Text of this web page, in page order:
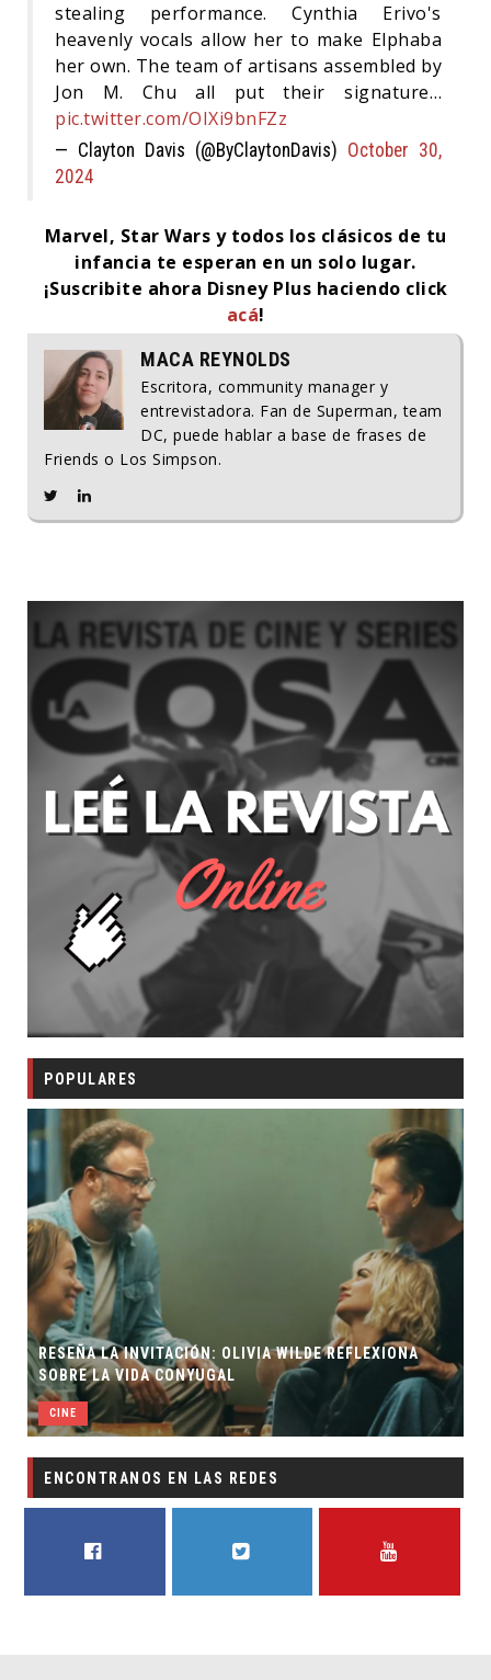
stealing performance. Cynthia Erivo's
heavenly vocals allow her to make Elphaba
her own. The team of artisans assembled by
Jon M. Chu all put their signature…
pic.twitter.com/OIXi9bnFZz
— Clayton Davis (@ByClaytonDavis) October 30,
2024
Marvel, Star Wars y todos los clásicos de tu
infancia te esperan en un solo lugar.
¡Suscribite ahora Disney Plus haciendo click
acá!
MACA REYNOLDS
Escritora, community manager y
entrevistadora. Fan de Superman, team
DC, puede hablar a base de frases de
Friends o Los Simpson.
POPULARES
OLIVIA WILDE REFLEXIONA
EL LIVE-ACTION DE
CINE
ENCONTRANOS EN LAS REDES